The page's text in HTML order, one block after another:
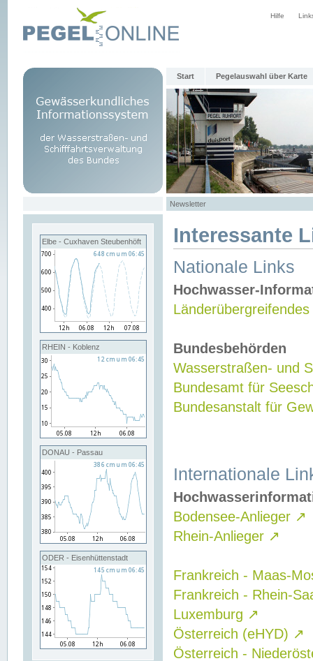
Hilfe
Start Pegelauswahl über Karte
Newsletter
Elbe - Cuxhaven Steubenhöft
RHEIN - Koblenz
DONAU - Passau
ODER - Eisenhüttenstadt
Interessante
Nationale Links
Hochwasser-
Bundesbehörden
Wasserstraßen- und
Bundesamt für
Bundesanstalt für
Internationale
Bodensee-Anlieger ↗
Rhein-Anlieger ↗
Frankreich - Maas-
Frankreich - Rhein-
Luxemburg ↗
Österreich (eHYD) ↗
Österreich -